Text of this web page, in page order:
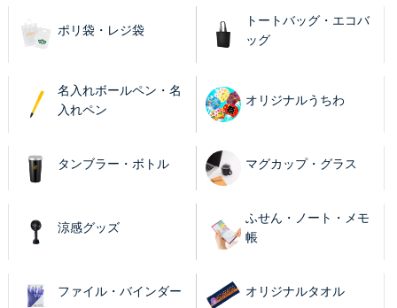
ポリ袋・レジ袋
トートバッグ・エコバ
ッグ
名入れボールペン・名
入れペン
オリジナルうちわ
タンブラー・ボトル マグカップ・グラス
涼感グッズ
ふせん・ノート・メモ
帳
ファイル・バインダー オリジナルタオル